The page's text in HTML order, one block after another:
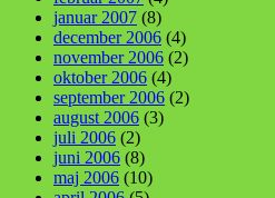
januar 2007 (8)
december 2006 (4)
november 2006 (2)
oktober 2006 (4)
september 2006 (2)
august 2006 (3)
juli 2006 (2)
juni 2006 (8)
maj 2006 (10)